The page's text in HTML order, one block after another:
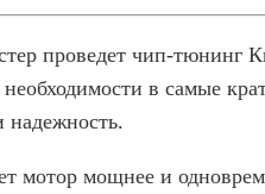
проведет чип-тюнинг
в самые
надежность.
мотор мощнее и